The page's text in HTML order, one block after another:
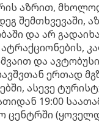
აზრით,
და არ
და
ერთად
ასევე
19:00